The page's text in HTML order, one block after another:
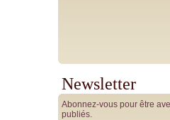
Newsletter
Abonnez-vous pour être
publiés.